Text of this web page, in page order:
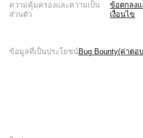
ความคุ้มครองและความเป็น
ส่วนตัว
ข้อตกลงแ
เงื่อนไข
ข้อมูลที่เป็นประโยชน์Bug Bounty(ค่าตอ